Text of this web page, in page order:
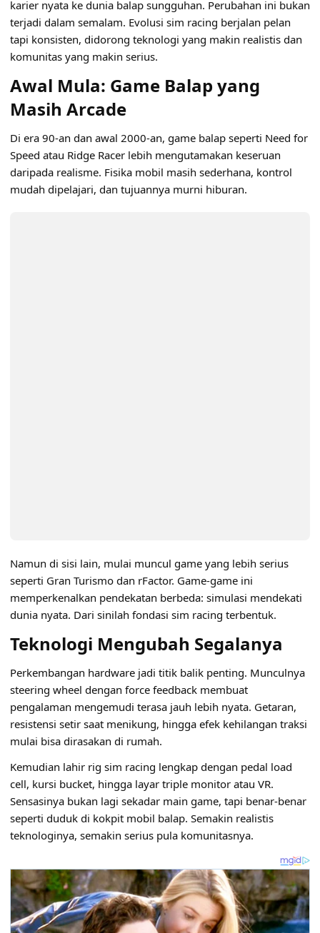
karier nyata ke dunia balap sungguhan. Perubahan ini bukan
terjadi dalam semalam. Evolusi sim racing berjalan pelan
tapi konsisten, didorong teknologi yang makin realistis dan
komunitas yang makin serius.
Awal Mula: Game Balap yang
Masih Arcade
Di era 90-an dan awal 2000-an, game balap seperti Need for
Speed atau Ridge Racer lebih mengutamakan keseruan
daripada realisme. Fisika mobil masih sederhana, kontrol
mudah dipelajari, dan tujuannya murni hiburan.
Namun di sisi lain, mulai muncul game yang lebih serius
seperti Gran Turismo dan rFactor. Game-game ini
memperkenalkan pendekatan berbeda: simulasi mendekati
dunia nyata. Dari sinilah fondasi sim racing terbentuk.
Teknologi Mengubah Segalanya
Perkembangan hardware jadi titik balik penting. Munculnya
steering wheel dengan force feedback membuat
pengalaman mengemudi terasa jauh lebih nyata. Getaran,
resistensi setir saat menikung, hingga efek kehilangan traksi
mulai bisa dirasakan di rumah.
Kemudian lahir rig sim racing lengkap dengan pedal load
cell, kursi bucket, hingga layar triple monitor atau VR.
Sensasinya bukan lagi sekadar main game, tapi benar-benar
seperti duduk di kokpit mobil balap. Semakin realistis
teknologinya, semakin serius pula komunitasnya.